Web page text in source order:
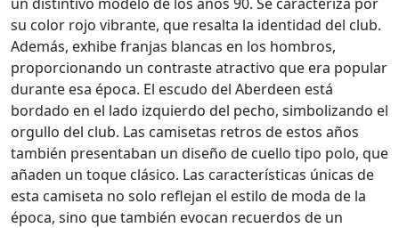
su color rojo vibrante, que resalta la identidad del club.
Además, exhibe franjas blancas en los hombros,
proporcionando un contraste atractivo que era popular
durante esa época. El escudo del Aberdeen está
bordado en el lado izquierdo del pecho, simbolizando el
orgullo del club. Las camisetas retros de estos años
también presentaban un diseño de cuello tipo polo, que
añaden un toque clásico. Las características únicas de
esta camiseta no solo reflejan el estilo de moda de la
época, sino que también evocan recuerdos de un